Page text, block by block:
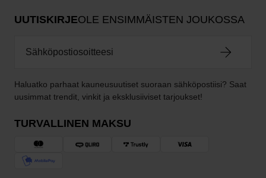
UUTISKIRJEOLE ENSIMMÄISTEN JOUKOSSA
Haluatko parhaat kauneusuutiset suoraan sähköpostiisi? Saat
uusimmat trendit, vinkit ja eksklusiiviset tarjoukset!
TURVALLINEN MAKSU